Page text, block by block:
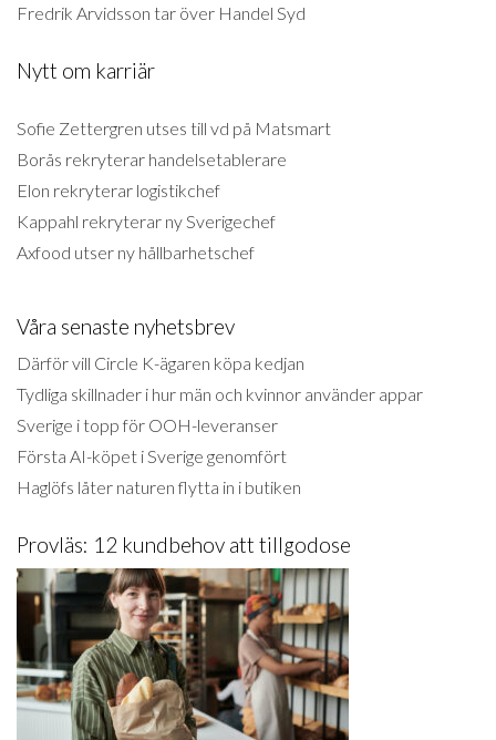
Fredrik Arvidsson tar över Handel Syd
Nytt om karriär
Sofie Zettergren utses till vd på Matsmart
Borås rekryterar handelsetablerare
Elon rekryterar logistikchef
Kappahl rekryterar ny Sverigechef
Axfood utser ny hållbarhetschef
Våra senaste nyhetsbrev
Därför vill Circle K-ägaren köpa kedjan
Tydliga skillnader i hur män och kvinnor använder appar
Sverige i topp för OOH-leveranser
Första AI-köpet i Sverige genomfört
Haglöfs låter naturen flytta in i butiken
Provläs: 12 kundbehov att tillgodose